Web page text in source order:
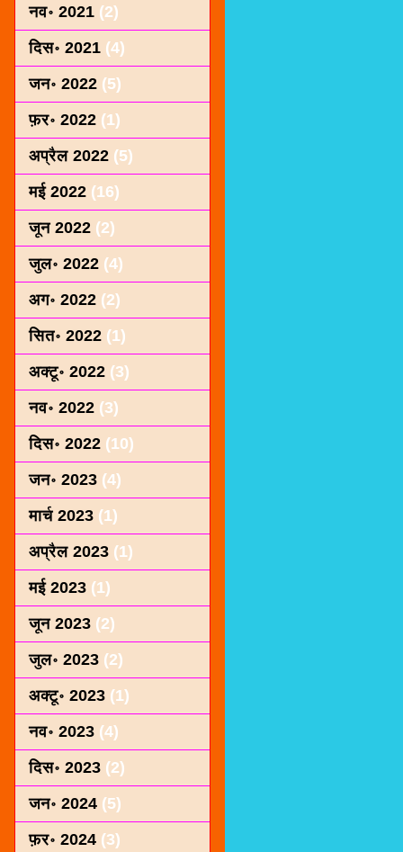
नव॰ 2021 (2)
दिस॰ 2021 (4)
जन॰ 2022 (5)
फ़र॰ 2022 (1)
अप्रैल 2022 (5)
मई 2022 (16)
जून 2022 (2)
जुल॰ 2022 (4)
अग॰ 2022 (2)
सित॰ 2022 (1)
अक्टू॰ 2022 (3)
नव॰ 2022 (3)
दिस॰ 2022 (10)
जन॰ 2023 (4)
मार्च 2023 (1)
अप्रैल 2023 (1)
मई 2023 (1)
जून 2023 (2)
जुल॰ 2023 (2)
अक्टू॰ 2023 (1)
नव॰ 2023 (4)
दिस॰ 2023 (2)
जन॰ 2024 (5)
फ़र॰ 2024 (3)